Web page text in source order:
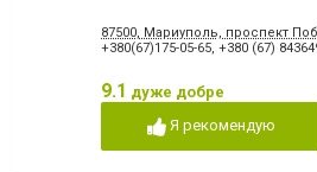
87500, Мариуполь, проспект
+380(67)175-05-65, +380 (67)
9.1 дуже добре
Я рекомендую